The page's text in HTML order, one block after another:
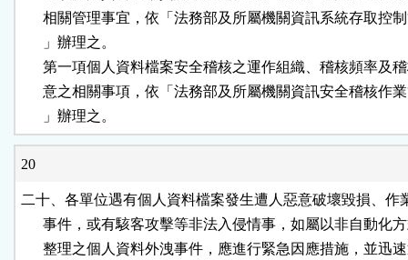
相關管理事宜，依「法務部及所屬機關資訊系統存取控
      」辦理之。
第一項個人資料檔案安全稽核之運作組織、稽核頻率及
意之相關事項，依「法務部及所屬機關資訊安全稽核作
      」辦理之。
20
二十、各單位遇有個人資料檔案發生遭人惡意破壞毀損、作
事件，或有駭客攻擊等非法入侵情事，如屬以非自動化
整理之個人資料外洩事件，應進行緊急因應措施，並迅